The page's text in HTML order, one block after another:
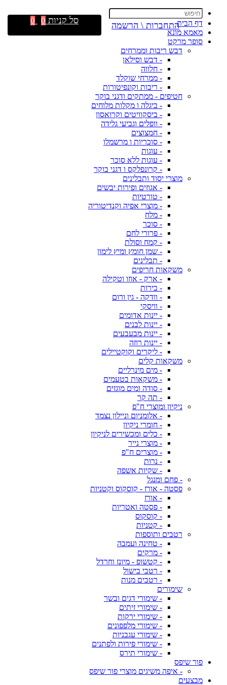
דף הבית
מאמא מונא
סופר מרקט
דבש ריבות וממרחים
- דבש וסילאן
- חלווה
- ממרחי שוקלד
- ריבות וקונפיטורות
חטיפים - ממתקים ודגני בוקר
- ביגלה ו מקלות מלוחים
- ביסקוויטים וקרואסון
- וופלים וגביעי גלידה
- חמצוצים
- סוכריות ו מרשמלו
- עוגות
- עוגות ללא סוכר
- קרונפלקס ו דגני בוקר
מוצרי יסוד ותבלינים
- אגוזים ופירות יבשים
- טורטיות
- מוצרי אפיה וקנדיטוריה
- מלח
- סוכר
- פרורי לחם
- קמח וסולת
- שמן חומץ ומיץ לימון
- תבלינים
משקאות חריפים
- ארק - אוזו וטקילה
- בירות
- וודקה - גין ורום
- וויסקי
- יינות אדומים
- יינות לבנים
- יינות מבעבעים
- יינות רוזה
- ליקרים וקוקטיילים
משקאות קלים
- מים מינרליים
- משקאות בטעמים
- סודה ומים מוגזים
- תה קר
ניקיון ומוצרי ח"פ
- אלומניום וניילון נצמד
- חומרי ניקיון
- כלים ומכשירים לניקיון
- מוצרי נייר
- מוצרים ח"פ
- נרות
- שקיות אשפה
- פחם ומנגל
פסטה - אורז - קוסקוס וקטניות
- אורז
- פסטה ואטריות
- קוסקוס
- קטניות
רטבים ותוספות
- טחינה ועמבה
- מרקים
- קטשופ - מיונז וחרדל
- רטבי בישול
- רטבים מנות
שימורים
- שימורי דגים ובשר
- שימורי זיתים
- שימורי ירקות
- שימורי מלפפונים
- שימורי עגבניות
- שימורי פירות ולפתנים
- שימורי תירס
פור שיפס
- איפה משיגים מוצרי פור שיפס
מבצעים
התחברות \ הרשמה סל קניות 0
0